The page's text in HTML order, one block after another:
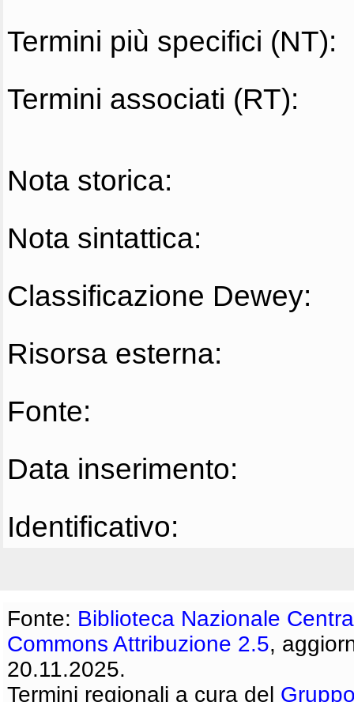
Termini più specifici (NT):
Termini associati (RT):
Nota storica:
Nota sintattica:
Classificazione Dewey:
Risorsa esterna:
Fonte:
Data inserimento:
Identificativo:
Fonte: Biblioteca Nazionale
Commons Attribuzione 2.5,
20.11.2025.
Termini regionali a cura del